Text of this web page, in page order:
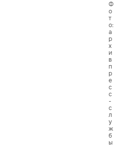
Ф
о
т
о:
а
р
х
и
в
п
р
е
с
с
-
с
л
у
ж
б
ы